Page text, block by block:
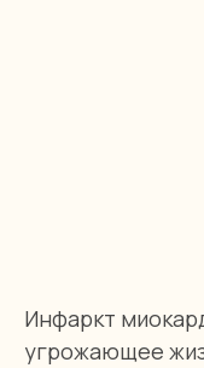
Инфаркт
угрожающее